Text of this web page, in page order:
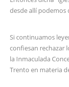
desde allí podemos
Si continuamos
confiesan rechazar
la Inmaculada
Trento en materia